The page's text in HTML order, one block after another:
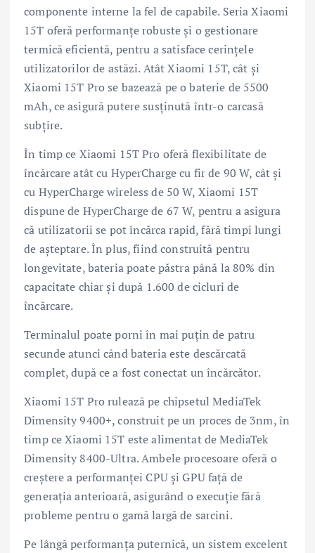
componente interne la fel de capabile. Seria Xiaomi
15T oferă performanțe robuste și o gestionare
termică eficientă, pentru a satisface cerințele
utilizatorilor de astăzi. Atât Xiaomi 15T, cât și
Xiaomi 15T Pro se bazează pe o baterie de 5500
mAh, ce asigură putere susținută într-o carcasă
subțire.
În timp ce Xiaomi 15T Pro oferă flexibilitate de
încărcare atât cu HyperCharge cu fir de 90 W, cât și
cu HyperCharge wireless de 50 W, Xiaomi 15T
dispune de HyperCharge de 67 W, pentru a asigura
că utilizatorii se pot încărca rapid, fără timpi lungi
de așteptare. În plus, fiind construită pentru
longevitate, bateria poate păstra până la 80% din
capacitate chiar și după 1.600 de cicluri de
încărcare.
Terminalul poate porni în mai puțin de patru
secunde atunci când bateria este descărcată
complet, după ce a fost conectat un încărcător.
Xiaomi 15T Pro rulează pe chipsetul MediaTek
Dimensity 9400+, construit pe un proces de 3nm, în
timp ce Xiaomi 15T este alimentat de MediaTek
Dimensity 8400-Ultra. Ambele procesoare oferă o
creștere a performanței CPU și GPU față de
generația anterioară, asigurând o execuție fără
probleme pentru o gamă largă de sarcini.
Pe lângă performanța puternică, un sistem excelent